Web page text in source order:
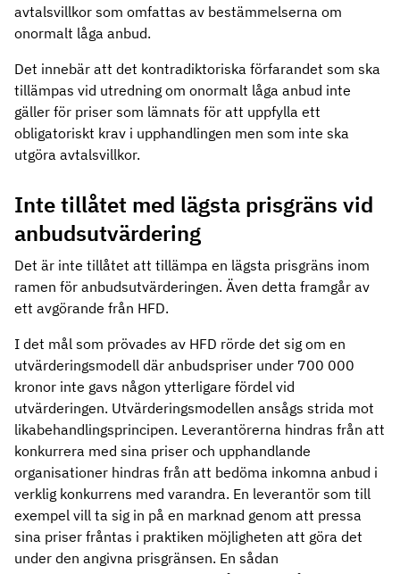
avtalsvillkor som omfattas av bestämmelserna om
onormalt låga anbud.
Det innebär att det kontradiktoriska förfarandet som ska
tillämpas vid utredning om onormalt låga anbud inte
gäller för priser som lämnats för att uppfylla ett
obligatoriskt krav i upphandlingen men som inte ska
utgöra avtalsvillkor.
Inte tillåtet med lägsta prisgräns vid
anbudsutvärdering
Det är inte tillåtet att tillämpa en lägsta prisgräns inom
ramen för anbudsutvärderingen. Även detta framgår av
ett avgörande från HFD.
I det mål som prövades av HFD rörde det sig om en
utvärderingsmodell där anbudspriser under 700 000
kronor inte gavs någon ytterligare fördel vid
utvärderingen. Utvärderingsmodellen ansågs strida mot
likabehandlingsprincipen. Leverantörerna hindras från att
konkurrera med sina priser och upphandlande
organisationer hindras från att bedöma inkomna anbud i
verklig konkurrens med varandra. En leverantör som till
exempel vill ta sig in på en marknad genom att pressa
sina priser fråntas i praktiken möjligheten att göra det
under den angivna prisgränsen. En sådan